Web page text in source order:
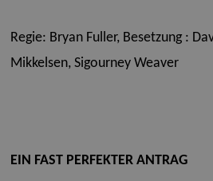
Regie: Bryan Fuller, Besetzung :
Mikkelsen, Sigourney Weaver
EIN FAST PERFEKTER ANTRAG